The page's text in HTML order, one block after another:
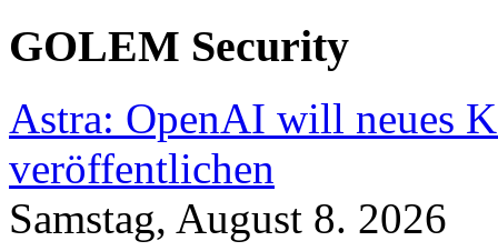
GOLEM Security
Astra: OpenAI will neues
veröffentlichen
Samstag, August 8. 2026